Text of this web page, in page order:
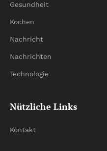
Gesundheit
Kochen
Nachricht
Nachrichten
Technologie
Nützliche Links
Kontakt